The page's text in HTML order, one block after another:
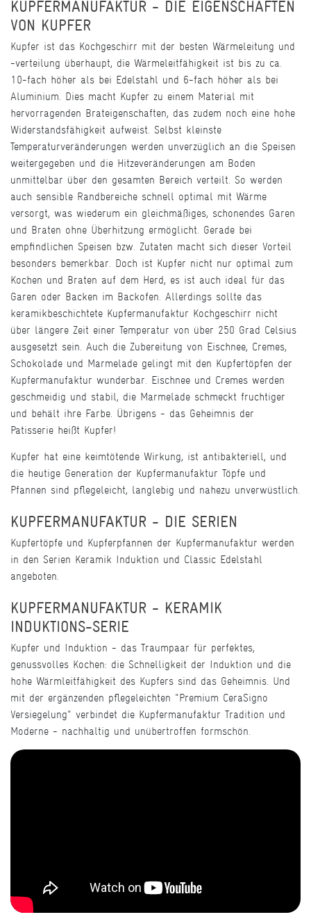
KUPFERMANUFAKTUR - DIE EIGENSCHAFTEN
VON KUPFER
Kupfer ist das Kochgeschirr mit der besten Wärmeleitung und
-verteilung überhaupt, die Wärmeleitfähigkeit ist bis zu ca.
10-fach höher als bei Edelstahl und 6-fach höher als bei
Aluminium. Dies macht Kupfer zu einem Material mit
hervorragenden Brateigenschaften, das zudem noch eine hohe
Widerstandsfähigkeit aufweist. Selbst kleinste
Temperaturveränderungen werden unverzüglich an die Speisen
weitergegeben und die Hitzeveränderungen am Boden
unmittelbar über den gesamten Bereich verteilt. So werden
auch sensible Randbereiche schnell optimal mit Wärme
versorgt, was wiederum ein gleichmäßiges, schonendes Garen
und Braten ohne Überhitzung ermöglicht. Gerade bei
empfindlichen Speisen bzw. Zutaten macht sich dieser Vorteil
besonders bemerkbar. Doch ist Kupfer nicht nur optimal zum
Kochen und Braten auf dem Herd, es ist auch ideal für das
Garen oder Backen im Backofen. Allerdings sollte das
keramikbeschichtete Kupfermanufaktur Kochgeschirr nicht
über längere Zeit einer Temperatur von über 250 Grad Celsius
ausgesetzt sein. Auch die Zubereitung von Eischnee, Cremes,
Schokolade und Marmelade gelingt mit den Kupfertöpfen der
Kupfermanufaktur wunderbar. Eischnee und Cremes werden
geschmeidig und stabil, die Marmelade schmeckt fruchtiger
und behält ihre Farbe. Übrigens - das Geheimnis der
Patisserie heißt Kupfer!
Kupfer hat eine keimtötende Wirkung, ist antibakteriell, und
die heutige Generation der Kupfermanufaktur Töpfe und
Pfannen sind pflegeleicht, langlebig und nahezu unverwüstlich.
KUPFERMANUFAKTUR - DIE SERIEN
Kupfertöpfe und Kupferpfannen der Kupfermanufaktur werden
in den Serien Keramik Induktion und Classic Edelstahl
angeboten.
KUPFERMANUFAKTUR - KERAMIK
INDUKTIONS-SERIE
Kupfer und Induktion - das Traumpaar für perfektes,
genussvolles Kochen: die Schnelligkeit der Induktion und die
hohe Wärmleitfähigkeit des Kupfers sind das Geheimnis. Und
mit der ergänzenden pflegeleichten "Premium CeraSigno
Versiegelung" verbindet die Kupfermanufaktur Tradition und
Moderne - nachhaltig und unübertroffen formschön.